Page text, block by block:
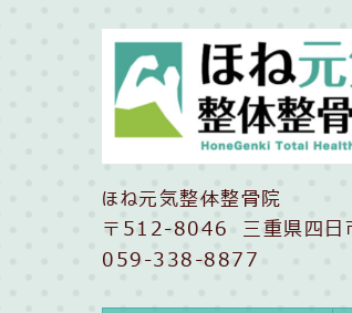
ほね元気整体整骨院
〒512-8046 三重県四日
059-338-8877